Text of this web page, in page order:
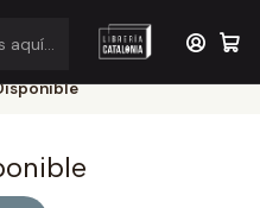
en RM por compras sobre